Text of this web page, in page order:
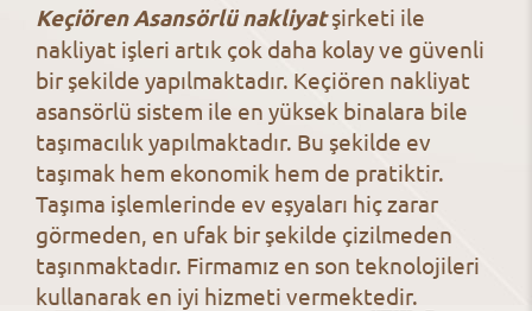
Keçiören Asansörlü nakliyatşirketi ile
nakliyat işleri artık çok daha kolay ve güvenli
bir şekilde yapılmaktadır. Keçiören nakliyat
asansörlü sistem ile en yüksek binalara bile
taşımacılık yapılmaktadır. Bu şekilde ev
taşımak hem ekonomik hem de pratiktir.
Taşıma işlemlerinde ev eşyaları hiç zarar
görmeden, en ufak bir şekilde çizilmeden
taşınmaktadır. Firmamız en son teknolojileri
kullanarak en iyi hizmeti vermektedir.